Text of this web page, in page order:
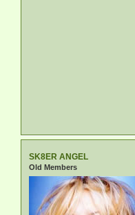
SK8ER ANGEL
Old Members